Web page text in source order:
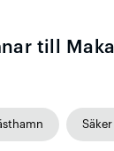
till